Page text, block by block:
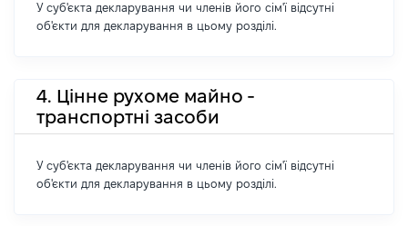
У суб'єкта декларування чи членів його сім'ї відсутні
об'єкти для декларування в цьому розділі.
4. Цінне рухоме майно -
транспортні засоби
У суб'єкта декларування чи членів його сім'ї відсутні
об'єкти для декларування в цьому розділі.